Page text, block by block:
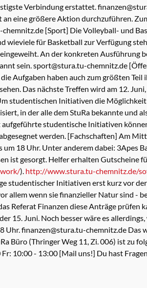
Verbindung erstattet.
an eine größere Aktion durchzuführen.
[Sport] Die Volleyball- und
wieviele für Basketball zur Verfügung
An der konkreten Ausführung
sein. sport@stura.tu-chemnitz.de
Aufgaben haben auch zum größten
Das nächste Treffen wird am 12.
studentischen Initiativen die
in der alle dem StuRa bekannte und
studentische Initiativen
werden. [Fachschaften] Am
18 Uhr. Unter anderem dabei: 3Apes
ist gesorgt. Helfer erhalten Gutscheine
). http://www.stura.tu-chemnitz.de/
studentischer Initiativen erst kurz vor
allem wenn sie finanzieller Natur sind -
Referat Finanzen diese Anträge
15. Juni. Noch besser wäre es
finanzen@stura.tu-chemnitz.de Das
Büro (Thringer Weg 11, Zi. 006) ist zu
10:00 - 13:00 [Mail uns!] Du hast